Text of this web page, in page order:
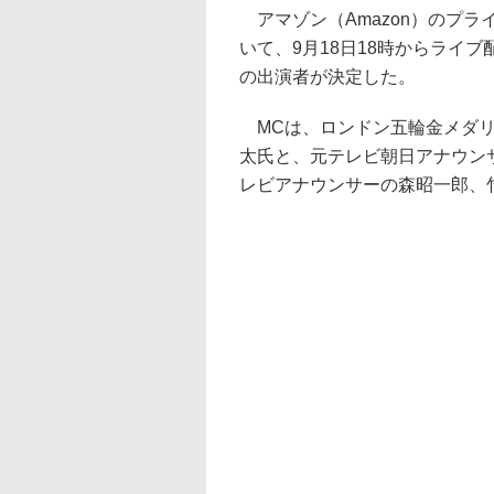
アマゾン（Amazon）のプラ
いて、9月18日18時からライブ
の出演者が決定した。
MCは、ロンドン五輪金メダ
太氏と、元テレビ朝日アナウ
レビアナウンサーの森昭一郎